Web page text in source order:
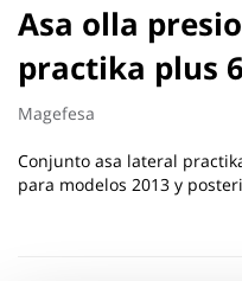
Asa olla
practika plus
Magefesa
Conjunto asa lateral
para modelos 2013 y
Saltar
al
comienzo
de
la
galería
de
imágenes